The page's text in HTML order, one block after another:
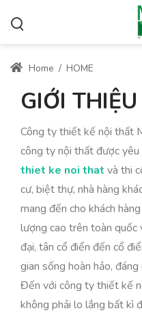
Home / HOME
GIỚI THIỆU
Công ty thiết kế nội thất
công ty nội thất được
thiet ke noi that và thi
cư, biệt thự, nhà hàng
mang đến cho khách
lượng cao trên toàn quốc
đại, tân cổ điển đến cổ
gian sống hoàn hảo, đáng
Đến với công ty thiết kế
không phải lo lắng bất kì